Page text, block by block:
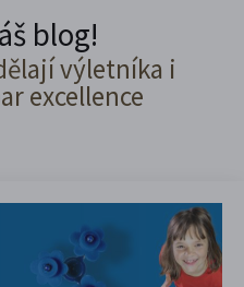
blog!
výletníka i
excellence